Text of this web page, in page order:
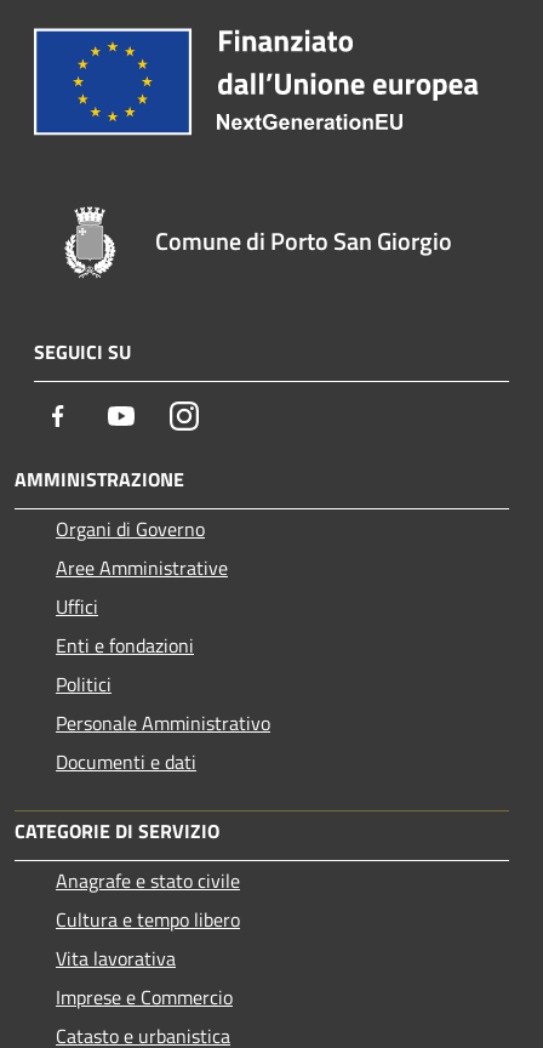
Comune di Porto San Giorgio
SEGUICI SU
Facebook YoutubeInstagram
AMMINISTRAZIONE
Organi di Governo
Aree Amministrative
Uffici
Enti e fondazioni
Politici
Personale Amministrativo
Documenti e dati
CATEGORIE DI SERVIZIO
Anagrafe e stato civile
Cultura e tempo libero
Vita lavorativa
Imprese e Commercio
Catasto e urbanistica